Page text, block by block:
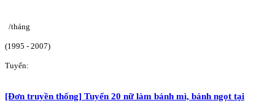
/tháng
(1995 - 2007)
Tuyển:
[Đơn truyền thống] Tuyển 20 nữ làm bánh mì, bánh ngọt tại